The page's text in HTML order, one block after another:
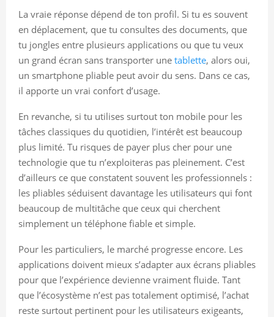
La vraie réponse dépend de ton profil. Si tu es souvent
en déplacement, que tu consultes des documents, que
tu jongles entre plusieurs applications ou que tu veux
un grand écran sans transporter une tablette, alors oui,
un smartphone pliable peut avoir du sens. Dans ce cas,
il apporte un vrai confort d’usage.
En revanche, si tu utilises surtout ton mobile pour les
tâches classiques du quotidien, l’intérêt est beaucoup
plus limité. Tu risques de payer plus cher pour une
technologie que tu n’exploiteras pas pleinement. C’est
d’ailleurs ce que constatent souvent les professionnels :
les pliables séduisent davantage les utilisateurs qui font
beaucoup de multitâche que ceux qui cherchent
simplement un téléphone fiable et simple.
Pour les particuliers, le marché progresse encore. Les
applications doivent mieux s’adapter aux écrans pliables
pour que l’expérience devienne vraiment fluide. Tant
que l’écosystème n’est pas totalement optimisé, l’achat
reste surtout pertinent pour les utilisateurs exigeants,